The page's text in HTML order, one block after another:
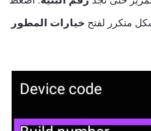
متكرر لفتح خيارات المطور